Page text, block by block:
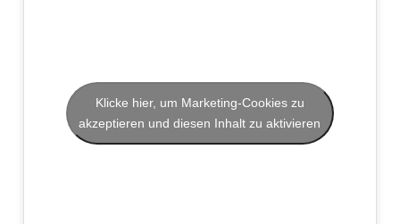
Klicke hier, um Marketing-Cookies zu
akzeptieren und diesen Inhalt zu aktivieren